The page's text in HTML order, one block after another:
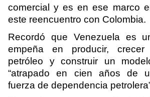
comercial y es en ese marco
este reencuentro con Colombia.
Recordó que Venezuela es
empeña en producir,
petróleo y construir un
“atrapado en cien años de
fuerza de dependencia